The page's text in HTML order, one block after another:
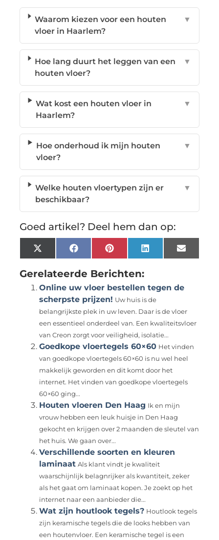
Waarom kiezen voor een houten
vloer in Haarlem?
▼
Hoe lang duurt het leggen van een
houten vloer?
▼
Wat kost een houten vloer in
Haarlem?
▼
Hoe onderhoud ik mijn houten
vloer?
▼
Welke houten vloertypen zijn er
beschikbaar?
▼
Goed artikel? Deel hem dan op:
X
(Twitter)
FacebookPinterestLinkedInEmail
Gerelateerde Berichten:
Online uw vloer bestellen tegen de
scherpste prijzen! Uw huis is de
belangrijkste plek in uw leven. Daar is de vloer
een essentieel onderdeel van. Een kwaliteitsvloer
van Creon zorgt voor veiligheid, isolatie...
Goedkope vloertegels 60×60 Het vinden
van goedkope vloertegels 60×60 is nu wel heel
makkelijk geworden en dit komt door het
internet. Het vinden van goedkope vloertegels
60×60 ging...
Houten vloeren Den Haag Ik en mijn
vrouw hebben een leuk huisje in Den Haag
gekocht en krijgen over 2 maanden de sleutel van
het huis. We gaan over...
Verschillende soorten en kleuren
laminaat Als klant vindt je kwaliteit
waarschijnlijk belagnrijker als kwantiteit, zeker
als het gaat om laminaat kopen. Je zoekt op het
internet naar een aanbieder die...
Wat zijn houtlook tegels? Houtlook tegels
zijn keramische tegels die de looks hebben van
een houtenvloer. Een keramische tegel is een